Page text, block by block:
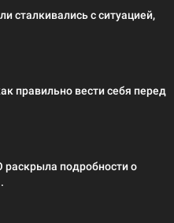
сталкивались с ситуацией,
правильно вести себя перед
раскрыла подробности о